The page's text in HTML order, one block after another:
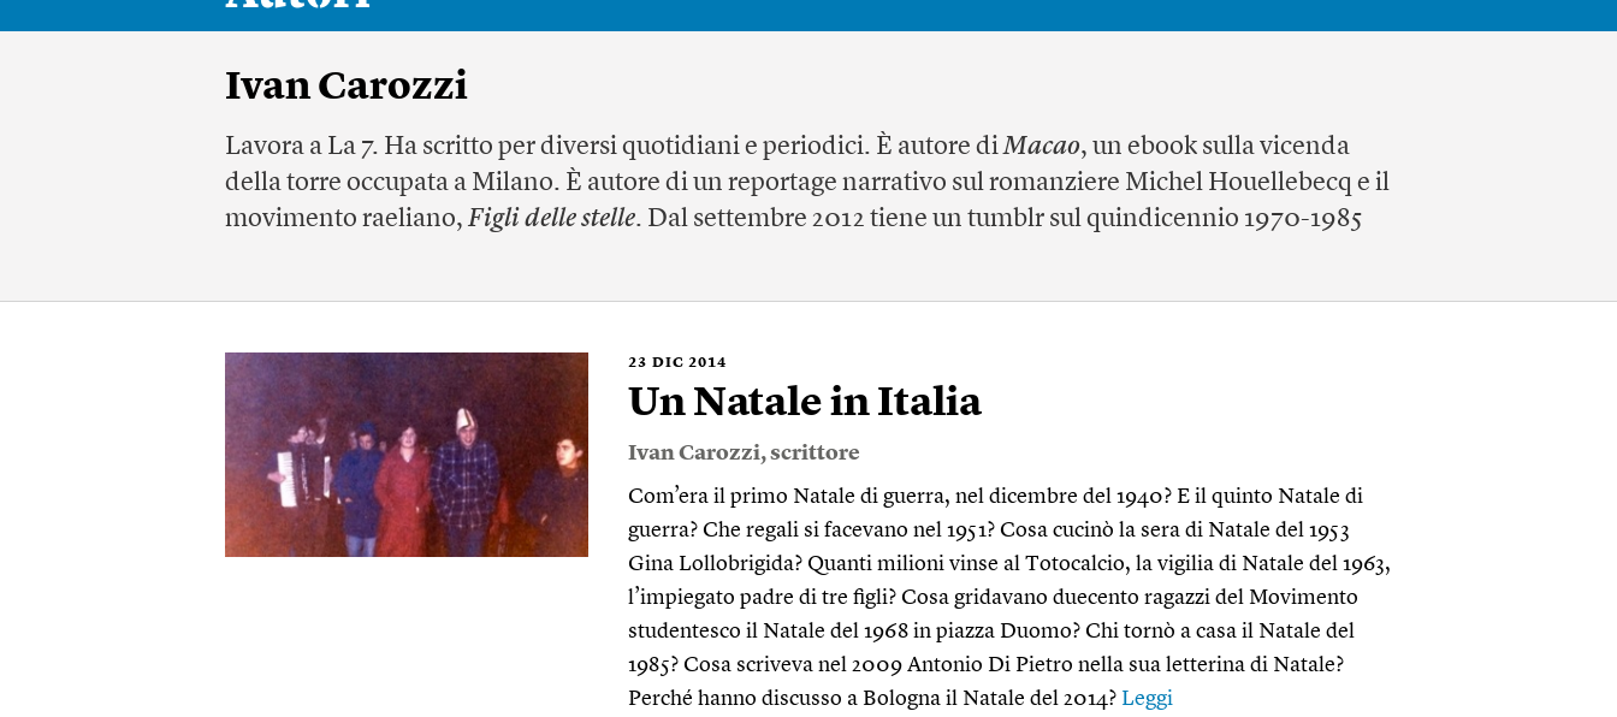
Ivan Carozzi
Lavora a La 7. Ha scritto per diversi quotidiani e periodici. È autore diMacao, un ebook sulla vicenda
della torre occupata a Milano. È autore di un reportage narrativo sul romanziere Michel Houellebecq e il
movimento raeliano, Figli delle stelle. Dal settembre 2012 tiene un tumblr sul quindicennio 1970-1985
23 DIC 2014
Un Natale in Italia
Ivan Carozzi, scrittore
Com’era il primo Natale di guerra, nel dicembre del 1940? E il quinto Natale di
guerra? Che regali si facevano nel 1951? Cosa cucinò la sera di Natale del 1953
Gina Lollobrigida? Quanti milioni vinse al Totocalcio, la vigilia di Natale del 1963,
l’impiegato padre di tre figli? Cosa gridavano duecento ragazzi del Movimento
studentesco il Natale del 1968 in piazza Duomo? Chi tornò a casa il Natale del
1985? Cosa scriveva nel 2009 Antonio Di Pietro nella sua letterina di Natale?
Perché hanno discusso a Bologna il Natale del 2014? Leggi